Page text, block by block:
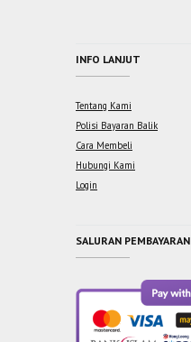
INFO LANJUT
Tentang Kami
Polisi Bayaran Balik
Cara Membeli
Hubungi Kami
Login
SALURAN PEMBAYARAN